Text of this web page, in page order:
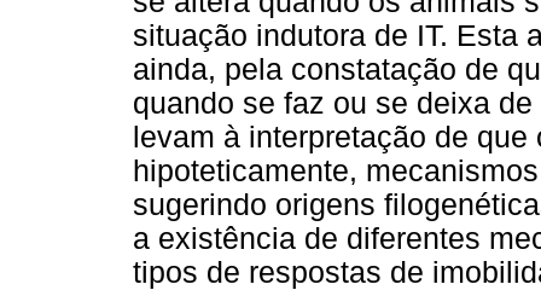
situação indutora de IT. Esta
ainda, pela constatação de
quando se faz ou se deixa
levam à interpretação de
hipoteticamente,
sugerindo origens
a existência de diferentes
tipos de respostas de